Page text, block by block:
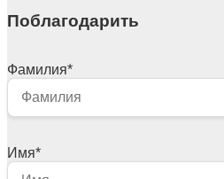
Поблагодарить
Фамилия*
Имя*